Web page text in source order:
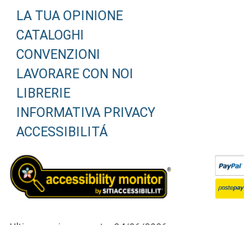
LA TUA OPINIONE
CATALOGHI
CONVENZIONI
LAVORARE CON NOI
LIBRERIE
INFORMATIVA PRIVACY
ACCESSIBILITÁ